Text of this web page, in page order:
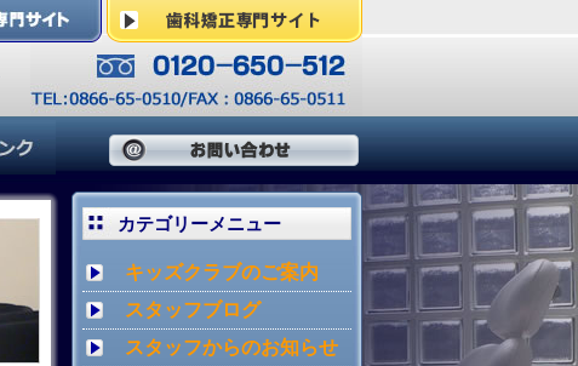
カテゴリーメニュー
キッズクラブのご案内
スタッフブログ
スタッフからのお知らせ